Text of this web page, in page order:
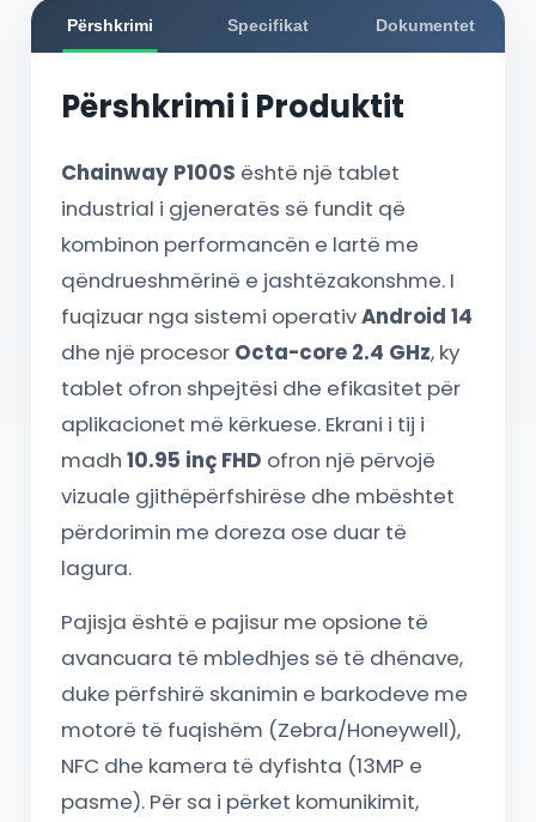
Përshkrimi Specifikat Dokumentet
Përshkrimi i Produktit
Chainway P100S është një tablet
industrial i gjeneratës së fundit që
kombinon performancën e lartë me
qëndrueshmërinë e jashtëzakonshme. I
fuqizuar nga sistemi operativAndroid 14
dhe një procesor Octa-core 2.4 GHz, ky
tablet ofron shpejtësi dhe efikasitet për
aplikacionet më kërkuese. Ekrani i tij i
madh10.95 inç FHD ofron një përvojë
vizuale gjithëpërfshirëse dhe mbështet
përdorimin me doreza ose duar të
lagura.
Pajisja është e pajisur me opsione të
avancuara të mbledhjes së të dhënave,
duke përfshirë skanimin e barkodeve me
motorë të fuqishëm (Zebra/Honeywell),
NFC dhe kamera të dyfishta (13MP e
pasme). Për sa i përket komunikimit,